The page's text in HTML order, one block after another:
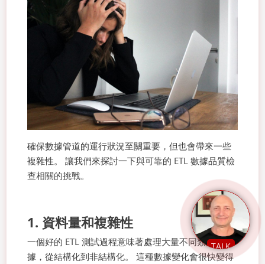
確保數據管道的運行狀況至關重要，但也會帶來一些
複雜性。 讓我們來探討一下與可靠的 ETL 數據品質檢
查相關的挑戰。
1. 資料量和複雜性
一個好的 ETL 測試過程意味著處理大量不同類型的數
據，從結構化到非結構化。 這種數據變化會很快變得
TALK